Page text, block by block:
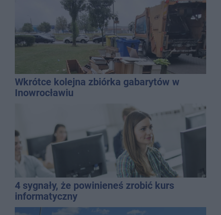
Wkrótce kolejna zbiórka gabarytów w
Inowrocławiu
4 sygnały, że powinieneś zrobić kurs
informatyczny